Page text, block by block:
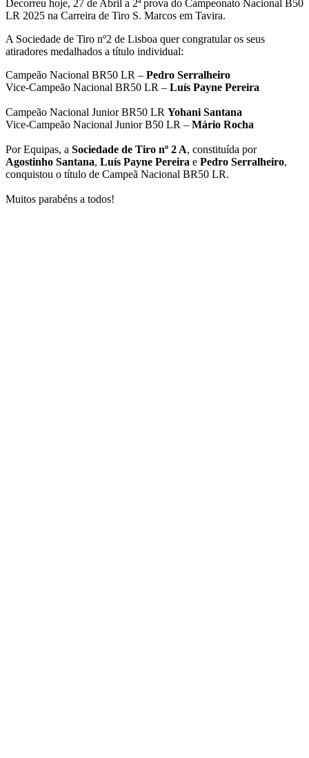
Decorreu hoje, 27 de Abril a 2ª prova do Campeonato Nacional B50
LR 2025 na Carreira de Tiro S. Marcos em Tavira.
A Sociedade de Tiro nº2 de Lisboa quer congratular os seus
atiradores medalhados a título individual:
Campeão Nacional BR50 LR – Pedro Serralheiro
Vice-Campeão Nacional BR50 LR – Luís Payne Pereira
Campeão Nacional Junior BR50 LR Yohani Santana
Vice-Campeão Nacional Junior B50 LR – Mário Rocha
Por Equipas, a Sociedade de Tiro nº 2 A, constituída por
Agostinho Santana, Luís Payne Pereira e Pedro Serralheiro,
conquistou o título de Campeã Nacional BR50 LR.
Muitos parabéns a todos!